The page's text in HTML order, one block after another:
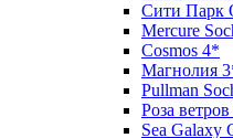
Сити Парк
Mercure
Cosmos 4*
Магнолия
Pullman
Роза
Sea Galaxy